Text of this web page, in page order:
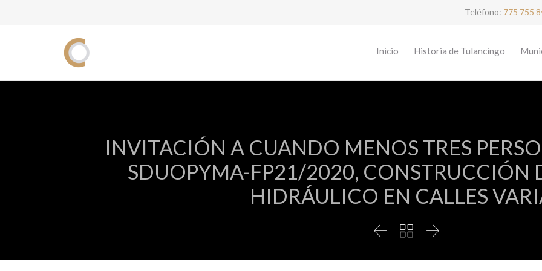
Teléfono: 775 755
Inicio Historia de Tulancingo
INVITACIÓN A CUANDO MENOS TRES
SDUOPYMA-FP21/2020, CONSTRUCCIÓN
HIDRÁULICO EN CALLES
  